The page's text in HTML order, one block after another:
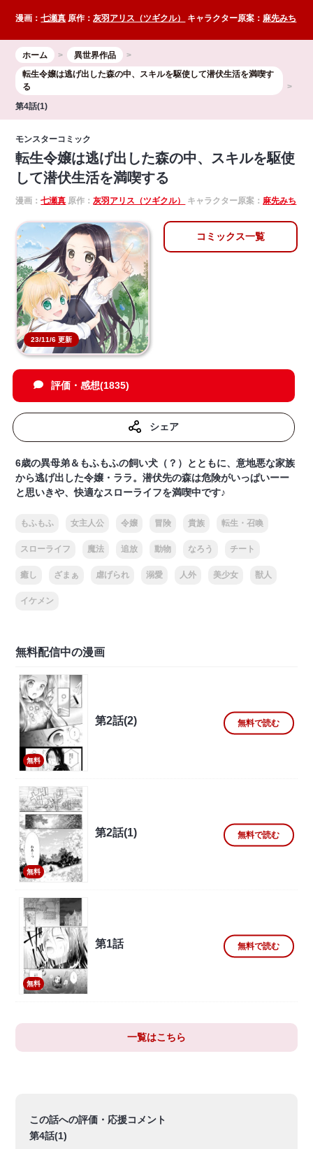
漫画：七瀬真 原作：灰羽アリス（ツギクル） キャラクター原案： 麻先みち
ホーム
異世界作品
転生令嬢は逃げ出した森の中、スキルを駆使して潜伏生活を満喫す
る
第4話(1)
モンスターコミック
転生令嬢は逃げ出した森の中、スキルを駆使
して潜伏生活を満喫する
漫画：七瀬真 原作：灰羽アリス（ツギクル） キャラクター原案： 麻先みち
23/11/6 更新
コミックス一覧
評価・感想(1835)
シェア
6歳の異母弟＆もふもふの飼い犬（？）とともに、意地悪な家族
から逃げ出した令嬢・ララ。潜伏先の森は危険がいっぱいーー
と思いきや、快適なスローライフを満喫中です♪
もふもふ 女主人公 令嬢 冒険 貴族 転生・召喚
スローライフ 魔法 追放 動物 なろう チート
癒し ざまぁ 虐げられ 溺愛 人外 美少女 獣人
イケメン
無料配信中の漫画
無料
第2話(2) 無料で読む
無料
第2話(1) 無料で読む
無料
第1話 無料で読む
一覧はこちら
この話への評価・応援コメント
第4話(1)